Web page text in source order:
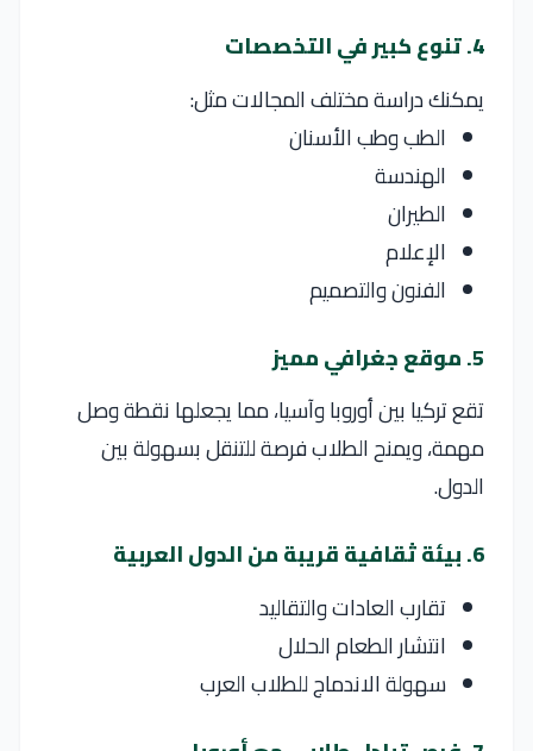
4. تنوع كبير في التخصصات
يمكنك دراسة مختلف المجالات مثل:
الطب وطب الأسنان
الهندسة
الطيران
الإعلام
الفنون والتصميم
5. موقع جغرافي مميز
تقعتركيابين أوروبا وآسيا، مما يجعلها نقطة وصل
مهمة، ويمنح الطلاب فرصة للتنقل بسهولة بين
الدول.
6. بيئة ثقافية قريبة من الدول العربية
تقارب العادات والتقاليد
انتشار الطعام الحلال
سهولة الاندماج للطلاب العرب